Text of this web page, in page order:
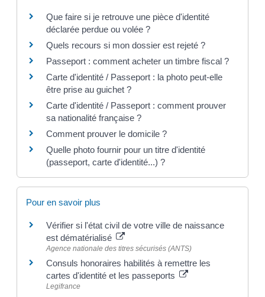
Que faire si je retrouve une pièce d'identité
déclarée perdue ou volée ?
Quels recours si mon dossier est rejeté ?
Passeport : comment acheter un timbre fiscal ?
Carte d'identité / Passeport : la photo peut-elle
être prise au guichet ?
Carte d'identité / Passeport : comment prouver
sa nationalité française ?
Comment prouver le domicile ?
Quelle photo fournir pour un titre d'identité
(passeport, carte d'identité...) ?
Pour en savoir plus
Vérifier si l'état civil de votre ville de naissance
est dématérialisé
Agence nationale des titres sécurisés (ANTS)
Consuls honoraires habilités à remettre les
cartes d'identité et les passeports
Legifrance